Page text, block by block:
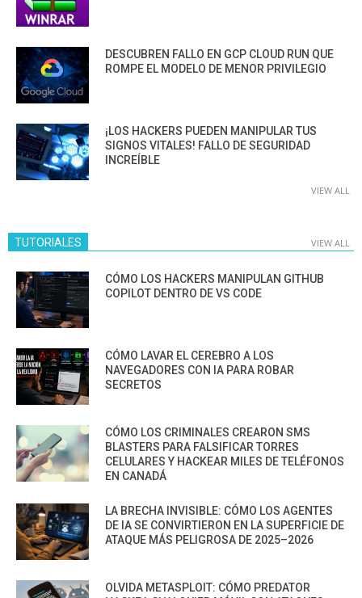
DESCUBREN FALLO EN GCP CLOUD RUN QUE
ROMPE EL MODELO DE MENOR PRIVILEGIO
¡LOS HACKERS PUEDEN MANIPULAR TUS
SIGNOS VITALES! FALLO DE SEGURIDAD
INCREÍBLE
VIEW ALL
TUTORIALES VIEW ALL
CÓMO LOS HACKERS MANIPULAN GITHUB
COPILOT DENTRO DE VS CODE
CÓMO LAVAR EL CEREBRO A LOS
NAVEGADORES CON IA PARA ROBAR
SECRETOS
CÓMO LOS CRIMINALES CREARON SMS
BLASTERS PARA FALSIFICAR TORRES
CELULARES Y HACKEAR MILES DE TELÉFONOS
EN CANADÁ
LA BRECHA INVISIBLE: CÓMO LOS AGENTES
DE IA SE CONVIRTIERON EN LA SUPERFICIE DE
ATAQUE MÁS PELIGROSA DE 2025–2026
OLVIDA METASPLOIT: CÓMO PREDATOR